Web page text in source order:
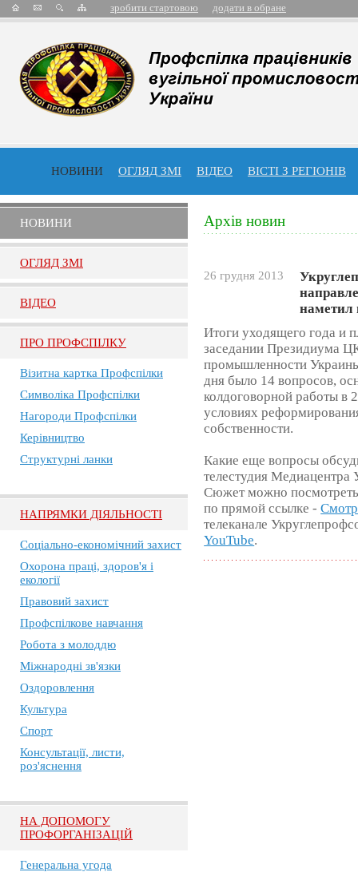
зробити стартовою додати в обране
НОВИНИ ОГЛЯД ЗМІ ВІДЕО ВІСТІ З РЕГІОНІВ
НОВИНИ
ОГЛЯД ЗМI
ВIДЕО
ПРО ПРОФСПIЛКУ
Візитна картка Профспілки
Символіка Профспілки
Нагороди Профспілки
Керівництво
Структурні ланки
НАПРЯМКИ ДІЯЛЬНОСТІ
Соціально-економічний захист
Охорона праці, здоров'я і
екології
Правовий захист
Профспілкове навчання
Робота з молоддю
Міжнародні зв'язки
Оздоровлення
Культура
Спорт
Консультації, листи,
роз'яснення
НА ДОПОМОГУ
ПРОФОРГАНІЗАЦІЙ
Генеральна угода
Архів новин
26 грудня 2013
Итоги уходящего года и
заседании Президиума
промышленности
дня было 14 вопросов,
колдоговорной работы в
условиях
собственности.
Какие еще вопросы
телестудия
Сюжет можно посмотреть
по прямой ссылке -
телеканале
YouTube.